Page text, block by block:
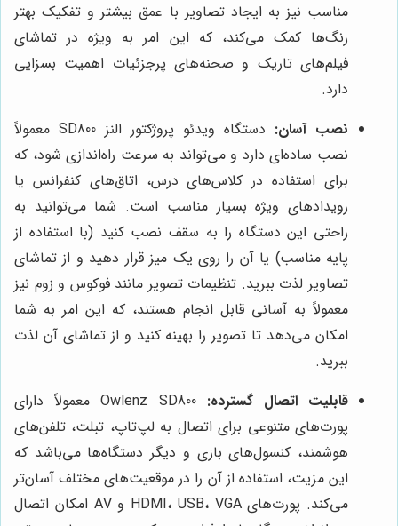
مناسب نیز به ایجاد تصاویر با عمق بیشتر و تفکیک بهتر
رنگ‌ها کمک می‌کند، که این امر به ویژه در تماشای
فیلم‌های تاریک و صحنه‌های پرجزئیات اهمیت بسزایی
دارد.
نصب آسان:
دستگاه ویدئو پروژکتور النز SD800 معمولاً
نصب ساده‌ای دارد و می‌تواند به سرعت راه‌اندازی شود، که
برای استفاده در کلاس‌های درس، اتاق‌های کنفرانس یا
رویدادهای ویژه بسیار مناسب است. شما می‌توانید به
راحتی این دستگاه را به سقف نصب کنید (با استفاده از
پایه مناسب) یا آن را روی یک میز قرار دهید و از تماشای
تصاویر لذت ببرید. تنظیمات تصویر مانند فوکوس و زوم نیز
معمولاً به آسانی قابل انجام هستند، که این امر به شما
امکان می‌دهد تا تصویر را بهینه کنید و از تماشای آن لذت
ببرید.
قابلیت اتصال گسترده:
Owlenz SD800 معمولاً دارای
پورت‌های متنوعی برای اتصال به لپ‌تاپ، تبلت، تلفن‌های
هوشمند، کنسول‌های بازی و دیگر دستگاه‌ها می‌باشد که
این مزیت، استفاده از آن را در موقعیت‌های مختلف آسان‌تر
می‌کند. پورت‌های HDMI، USB، VGA و AV امکان اتصال